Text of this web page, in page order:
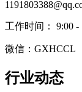
工作时间： 9:00 -
微信：GXHCCL
行业动态